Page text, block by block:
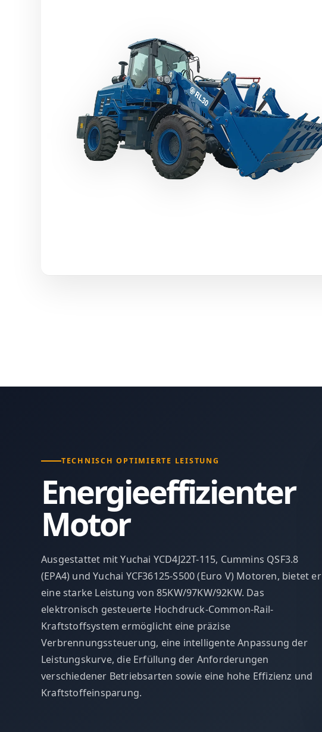
TECHNISCH OPTIMIERTE LEISTUNG
Energieeffizienter
Motor
Ausgestattet mit Yuchai YCD4J22T-115, Cummins QSF3.8
(EPA4) und Yuchai YCF36125-S500 (Euro V) Motoren, bietet er
eine starke Leistung von 85KW/97KW/92KW. Das
elektronisch gesteuerte Hochdruck-Common-Rail-
Kraftstoffsystem ermöglicht eine präzise
Verbrennungssteuerung, eine intelligente Anpassung der
Leistungskurve, die Erfüllung der Anforderungen
verschiedener Betriebsarten sowie eine hohe Effizienz und
Kraftstoffeinsparung.